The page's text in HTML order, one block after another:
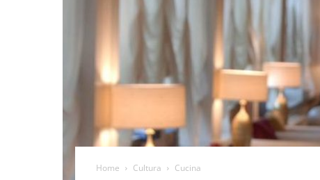
Home Cultura Cucina